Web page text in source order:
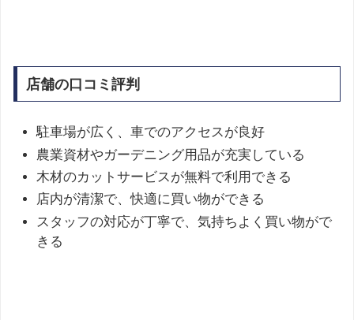
店舗の口コミ評判
駐車場が広く、車でのアクセスが良好
農業資材やガーデニング用品が充実している
木材のカットサービスが無料で利用できる
店内が清潔で、快適に買い物ができる
スタッフの対応が丁寧で、気持ちよく買い物がで
きる